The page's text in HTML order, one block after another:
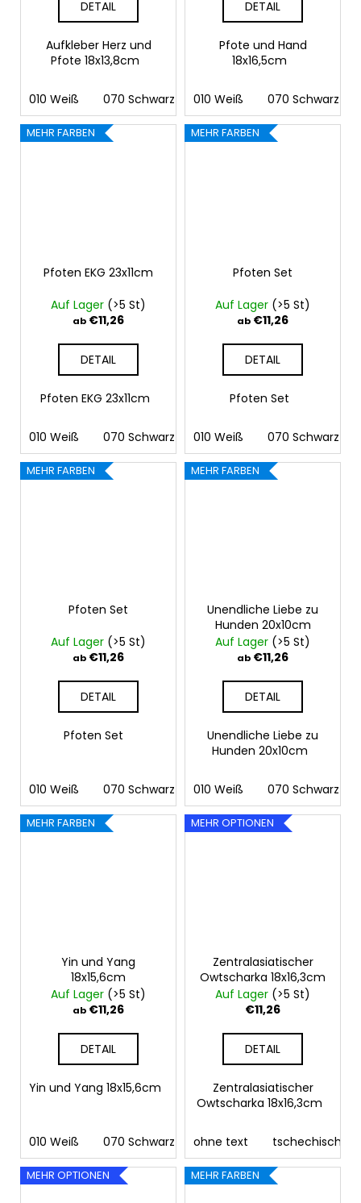
DETAIL
Aufkleber Herz und
Pfote 18x13,8cm
010 Weiß 070 Schwarz 090 Silber 091 Gold
DETAIL
Pfote und Hand
18x16,5cm
010 Weiß 070 Schwarz
MEHR FARBEN
Pfoten EKG 23x11cm
Auf Lager (>5 St)
ab €11,26
DETAIL
Pfoten EKG 23x11cm
010 Weiß 070 Schwarz 090 Silber 091 Gold
MEHR FARBEN
Pfoten Set
Auf Lager (>5 St)
ab €11,26
DETAIL
Pfoten Set
010 Weiß 070 Schwarz
MEHR FARBEN
Pfoten Set
Auf Lager (>5 St)
ab €11,26
DETAIL
Pfoten Set
010 Weiß 070 Schwarz 090 Silber 091 Gold
MEHR FARBEN
Unendliche Liebe zu
Hunden 20x10cm
Auf Lager (>5 St)
ab €11,26
DETAIL
Unendliche Liebe zu
Hunden 20x10cm
010 Weiß 070 Schwarz
MEHR FARBEN
Yin und Yang
18x15,6cm
Auf Lager (>5 St)
ab €11,26
DETAIL
Yin und Yang 18x15,6cm
010 Weiß 070 Schwarz 090 Silber 091 Gold
MEHR OPTIONEN
Zentralasiatischer
Owtscharka 18x16,3cm
Auf Lager (>5 St)
€11,26
DETAIL
Zentralasiatischer
Owtscharka 18x16,3cm
ohne text tschechisch
MEHR OPTIONEN MEHR FARBEN